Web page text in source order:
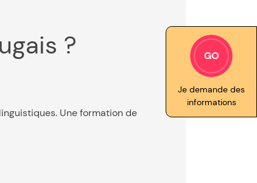
?
Une formation de
GO
Je demande des
informations